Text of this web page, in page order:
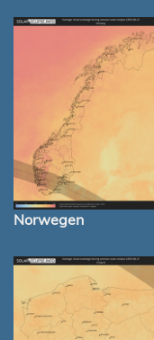
Norwegen